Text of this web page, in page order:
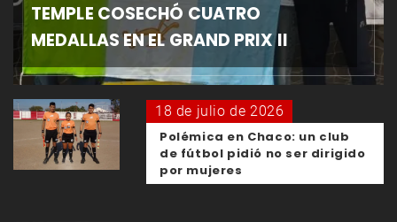
TEMPLE COSECHÓ CUATRO
MEDALLAS EN EL GRAND PRIX II
18 de julio de 2026
Polémica en Chaco: un club
de fútbol pidió no ser dirigido
por mujeres